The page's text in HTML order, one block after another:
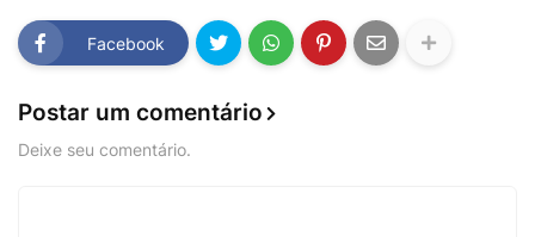
Facebook
Postar um comentário
Deixe seu comentário.